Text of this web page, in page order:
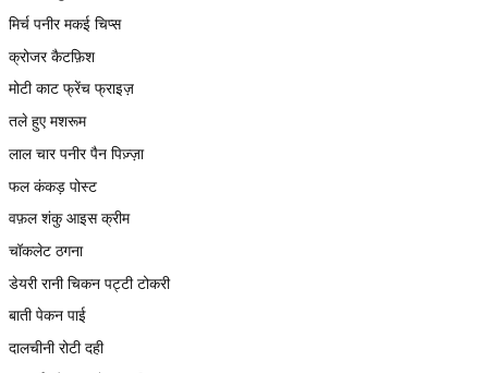
मिर्च पनीर मकई चिप्स
क्रोजर कैटफ़िश
मोटी काट फ्रेंच फ्राइज़
तले हुए मशरूम
लाल चार पनीर पैन पिज़्ज़ा
फल कंकड़ पोस्ट
वफ़ल शंकु आइस क्रीम
चॉकलेट ठगना
डेयरी रानी चिकन पट्टी टोकरी
बाती पेकन पाई
दालचीनी रोटी दही